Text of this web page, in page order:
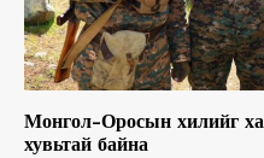
Монгол-Оросын хилийг
хувьтай байна